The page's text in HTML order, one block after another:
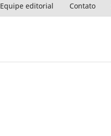
Equipe editorial Contato